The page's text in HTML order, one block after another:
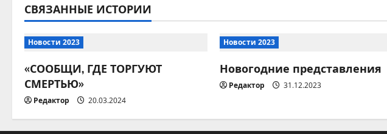
г
а
ц
и
я
СВЯЗАННЫЕ ИСТОРИИ
Новости 2023
«СООБЩИ, ГДЕ ТОРГУЮТ
СМЕРТЬЮ»
Редактор 20.03.2024
Новости 2023
Новогодние представления
Редактор 31.12.2023